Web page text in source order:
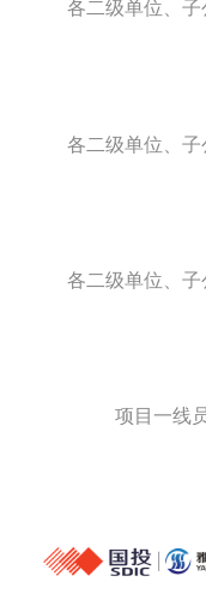
各二级单位、
各二级单位、
各二级单位、
项目一线